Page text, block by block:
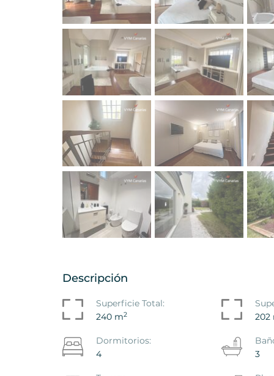
Descripción
Superficie Total:
240 m2
202
Dormitorios:
4
3